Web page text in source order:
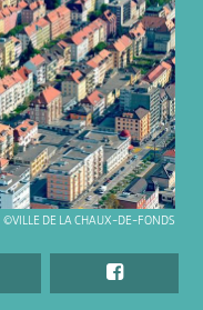
©VILLE DE LA CHAUX-DE-FONDS